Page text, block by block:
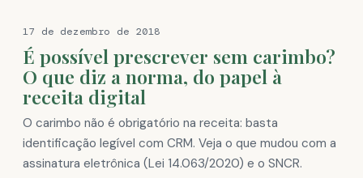
17 de dezembro de 2018
É possível prescrever sem carimbo?
O que diz a norma, do papel à
receita digital
O carimbo não é obrigatório na receita: basta
identificação legível com CRM. Veja o que mudou com a
assinatura eletrônica (Lei 14.063/2020) e o SNCR.